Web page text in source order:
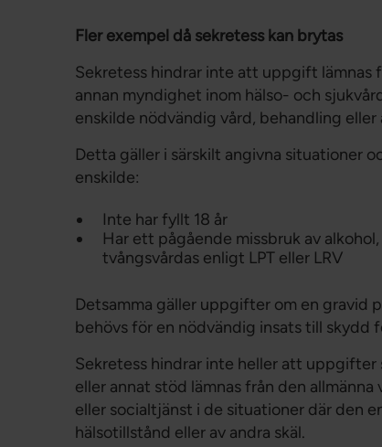
Fler exempel då sekretess kan brytas
Sekretess hindrar inte att uppgift lämnas
annan myndighet inom hälso- och
enskilde nödvändig vård, behandling eller
Detta gäller i särskilt angivna situationer
enskilde:
Inte har fyllt 18 år
Har ett pågående missbruk av
tvångsvårdas enligt LPT eller LRV
Detsamma gäller uppgifter om en gravid
behövs för en nödvändig insats till skydd
Sekretess hindrar inte heller att
eller annat stöd lämnas från den
eller socialtjänst i de situationer där den
hälsotillstånd eller av andra skäl.